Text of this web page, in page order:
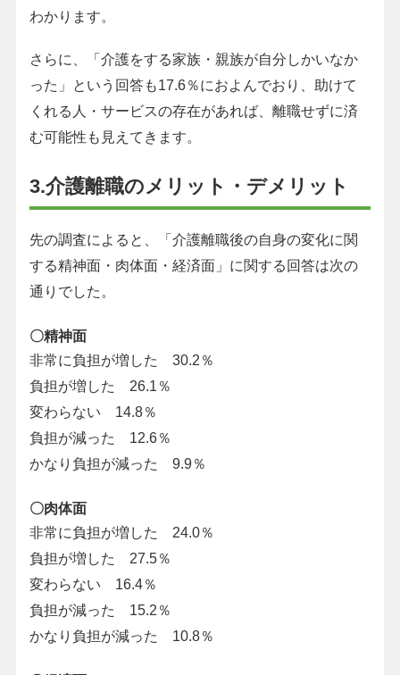
わかります。
さらに、「介護をする家族・親族が自分しかいなか
った」という回答も17.6％におよんでおり、助けて
くれる人・サービスの存在があれば、離職せずに済
む可能性も見えてきます。
3.介護離職のメリット・デメリット
先の調査によると、「介護離職後の自身の変化に関
する精神面・肉体面・経済面」に関する回答は次の
通りでした。
〇精神面
非常に負担が増した 30.2％
負担が増した 26.1％
変わらない 14.8％
負担が減った 12.6％
かなり負担が減った 9.9％
〇肉体面
非常に負担が増した 24.0％
負担が増した 27.5％
変わらない 16.4％
負担が減った 15.2％
かなり負担が減った 10.8％